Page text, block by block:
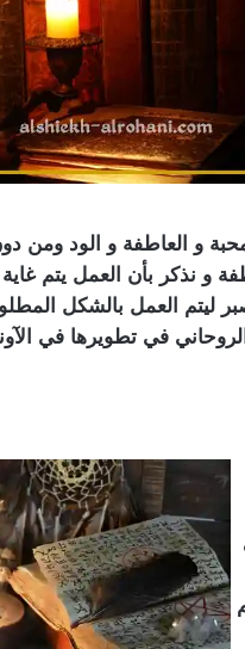
و العاطفة و الود ومن
و نذكر بأن العمل يتم
العمل بالشكل المطلوب
في تطويرها في